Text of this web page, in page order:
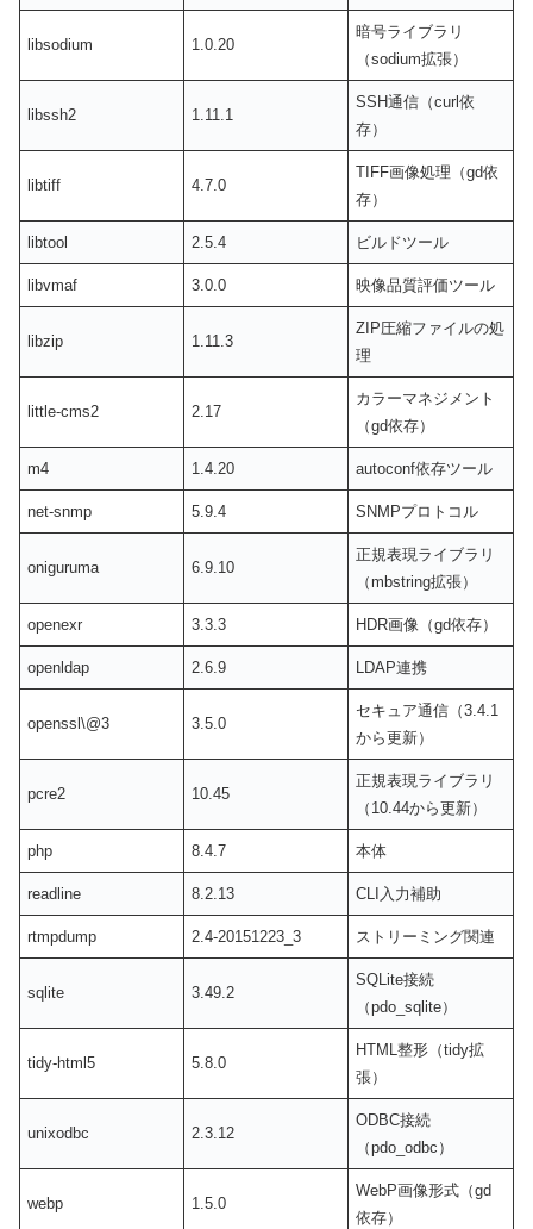
libsodium 1.0.20
暗号ライブラリ
（sodium拡張）
libssh2 1.11.1
SSH通信（curl依
存）
libtiff 4.7.0
TIFF画像処理（gd依
存）
libtool 2.5.4 ビルドツール
libvmaf 3.0.0 映像品質評価ツール
libzip 1.11.3
ZIP圧縮ファイルの処
理
little-cms2 2.17
カラーマネジメント
（gd依存）
m4 1.4.20 autoconf依存ツール
net-snmp 5.9.4 SNMPプロトコル
oniguruma 6.9.10
正規表現ライブラリ
（mbstring拡張）
openexr 3.3.3 HDR画像（gd依存）
openldap 2.6.9 LDAP連携
openssl\@3 3.5.0
セキュア通信（3.4.1
から更新）
pcre2 10.45
正規表現ライブラリ
（10.44から更新）
php 8.4.7 本体
readline 8.2.13 CLI入力補助
rtmpdump 2.4-20151223_3 ストリーミング関連
sqlite 3.49.2
SQLite接続
（pdo_sqlite）
tidy-html5 5.8.0
HTML整形（tidy拡
張）
unixodbc 2.3.12
ODBC接続
（pdo_odbc）
webp 1.5.0
WebP画像形式（gd
依存）